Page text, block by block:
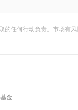
组大戏上演
的任何行动负责。市场有风
金